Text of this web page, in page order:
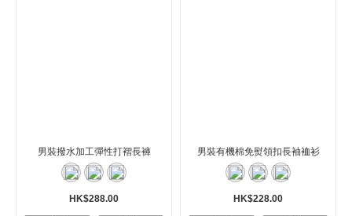
男裝撥水加工彈性打褶長褲
HK$288.00
男裝有機棉免熨領扣長袖裇衫
HK$228.00